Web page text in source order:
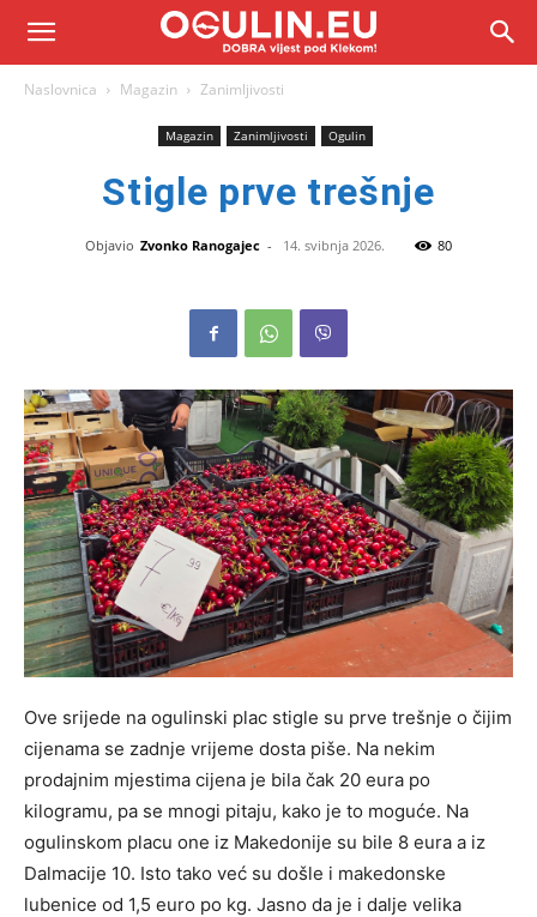
Naslovnica Magazin Zanimljivosti
Magazin Zanimljivosti Ogulin
Stigle prve trešnje
Objavio Zvonko Ranogajec - 14. svibnja 2026. 80
Ove srijede na ogulinski plac stigle su prve trešnje o čijim
cijenama se zadnje vrijeme dosta piše. Na nekim
prodajnim mjestima cijena je bila čak 20 eura po
kilogramu, pa se mnogi pitaju, kako je to moguće. Na
ogulinskom placu one iz Makedonije su bile 8 eura a iz
Dalmacije 10. Isto tako već su došle i makedonske
lubenice od 1,5 euro po kg. Jasno da je i dalje velika